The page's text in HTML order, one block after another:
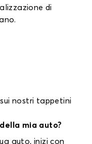
nostri tappetini
mia auto?
auto, inizi con